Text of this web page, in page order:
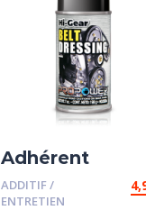
Adhérent
courroie
ADDITIF /
ENTRETIEN